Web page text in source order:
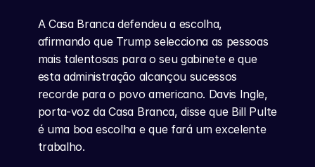
A Casa Branca defendeu a escolha,
afirmando que Trump selecciona as pessoas
mais talentosas para o seu gabinete e que
esta administração alcançou sucessos
recorde para o povo americano. Davis Ingle,
porta-voz da Casa Branca, disse que Bill Pulte
é uma boa escolha e que fará um excelente
trabalho.